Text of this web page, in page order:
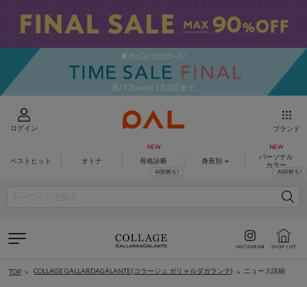
ログイン ブランド
ベストヒット オトナ 骨格診断 身長別
パーソナル
カラー
TOP COLLAGE GALLARDAGALANTE(コラージュ ガリャルダガランテ) ニュース詳細